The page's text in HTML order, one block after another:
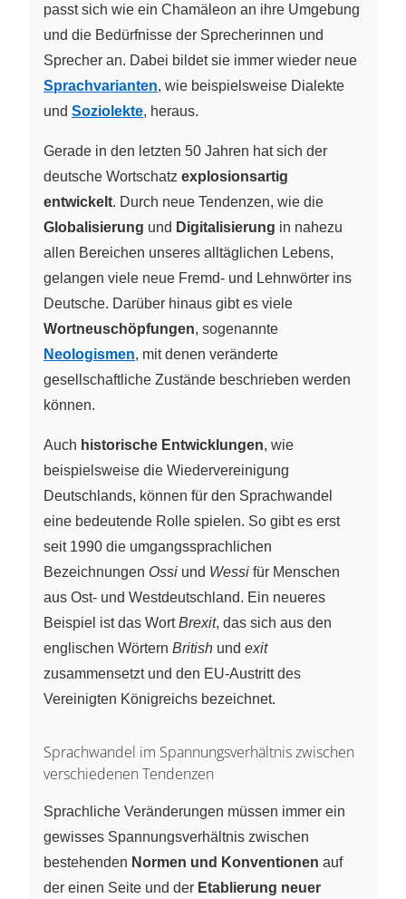
passt sich wie ein Chamäleon an ihre Umgebung
und die Bedürfnisse der Sprecherinnen und
Sprecher an. Dabei bildet sie immer wieder neue
Sprachvarianten, wie beispielsweise Dialekte
und Soziolekte, heraus.
Gerade in den letzten 50 Jahren hat sich der
deutsche Wortschatz explosionsartig
entwickelt. Durch neue Tendenzen, wie die
Globalisierung und Digitalisierung in nahezu
allen Bereichen unseres alltäglichen Lebens,
gelangen viele neue Fremd- und Lehnwörter ins
Deutsche. Darüber hinaus gibt es viele
Wortneuschöpfungen, sogenannte
Neologismen, mit denen veränderte
gesellschaftliche Zustände beschrieben werden
können.
Auch historische Entwicklungen, wie
beispielsweise die Wiedervereinigung
Deutschlands, können für den Sprachwandel
eine bedeutende Rolle spielen. So gibt es erst
seit 1990 die umgangssprachlichen
Bezeichnungen Ossi und Wessi für Menschen
aus Ost- und Westdeutschland. Ein neueres
Beispiel ist das WortBrexit, das sich aus den
englischen Wörtern British und exit
zusammensetzt und den EU-Austritt des
Vereinigten Königreichs bezeichnet.
Sprachwandel im Spannungsverhältnis zwischen
verschiedenen Tendenzen
Sprachliche Veränderungen müssen immer ein
gewisses Spannungsverhältnis zwischen
bestehenden Normen und Konventionen auf
der einen Seite und der Etablierung neuer